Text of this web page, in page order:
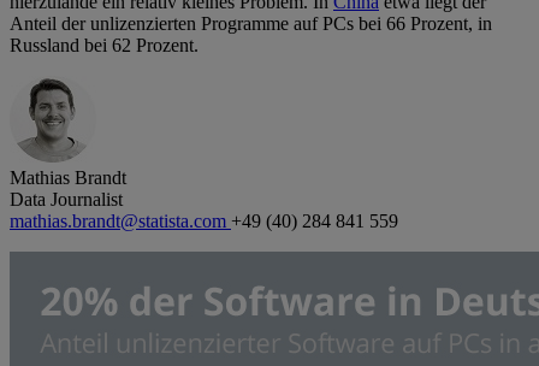
Anteil der unlizenzierten Programme auf PCs bei 66 Prozent, in
Russland bei 62 Prozent.
Mathias Brandt
Data Journalist
mathias.brandt@statista.com +49 (40) 284 841 559